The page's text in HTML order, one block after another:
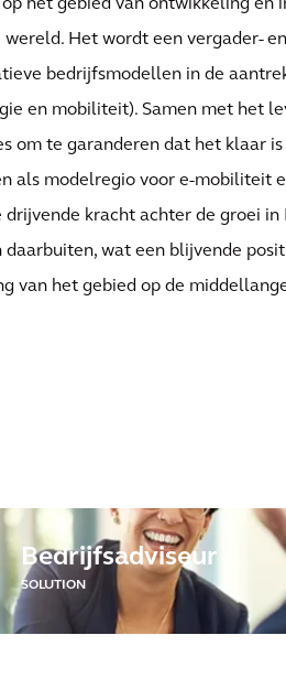
het gebied van ontwikkeling en
wereld. Het wordt een vergader-
bedrijfsmodellen in de
en mobiliteit). Samen met het
om te garanderen dat het klaar
als modelregio voor e-mobiliteit
drijvende kracht achter de groei
daarbuiten, wat een blijvende
van het gebied op de
Bedrijfsadviseur
SOLUTION